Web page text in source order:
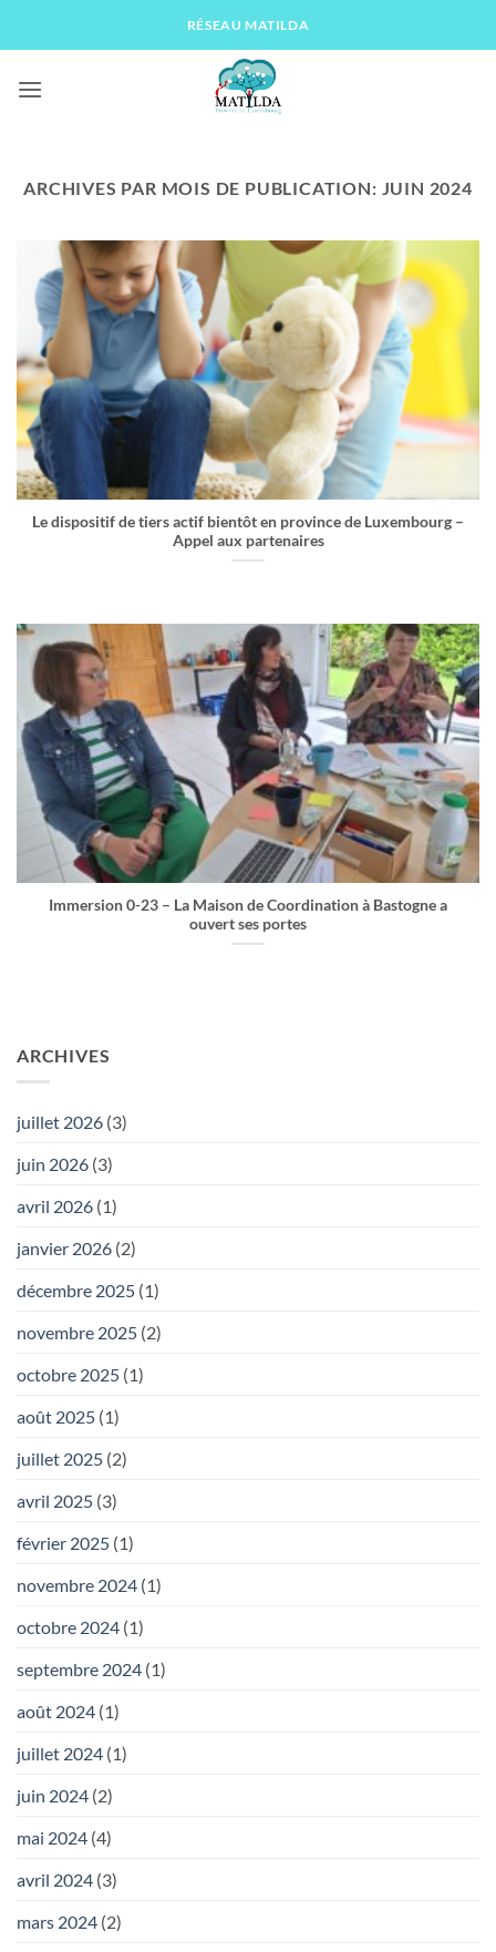
RÉSEAU MATILDA
ARCHIVES PAR MOIS DE PUBLICATION: JUIN 2024
Le dispositif de tiers actif bientôt en province de Luxembourg –
Appel aux partenaires
Immersion 0-23 – La Maison de Coordination à Bastogne a
ouvert ses portes
ARCHIVES
juillet 2026 (3)
juin 2026 (3)
avril 2026 (1)
janvier 2026 (2)
décembre 2025 (1)
novembre 2025 (2)
octobre 2025 (1)
août 2025 (1)
juillet 2025 (2)
avril 2025 (3)
février 2025 (1)
novembre 2024 (1)
octobre 2024 (1)
septembre 2024 (1)
août 2024 (1)
juillet 2024 (1)
juin 2024 (2)
mai 2024 (4)
avril 2024 (3)
mars 2024 (2)